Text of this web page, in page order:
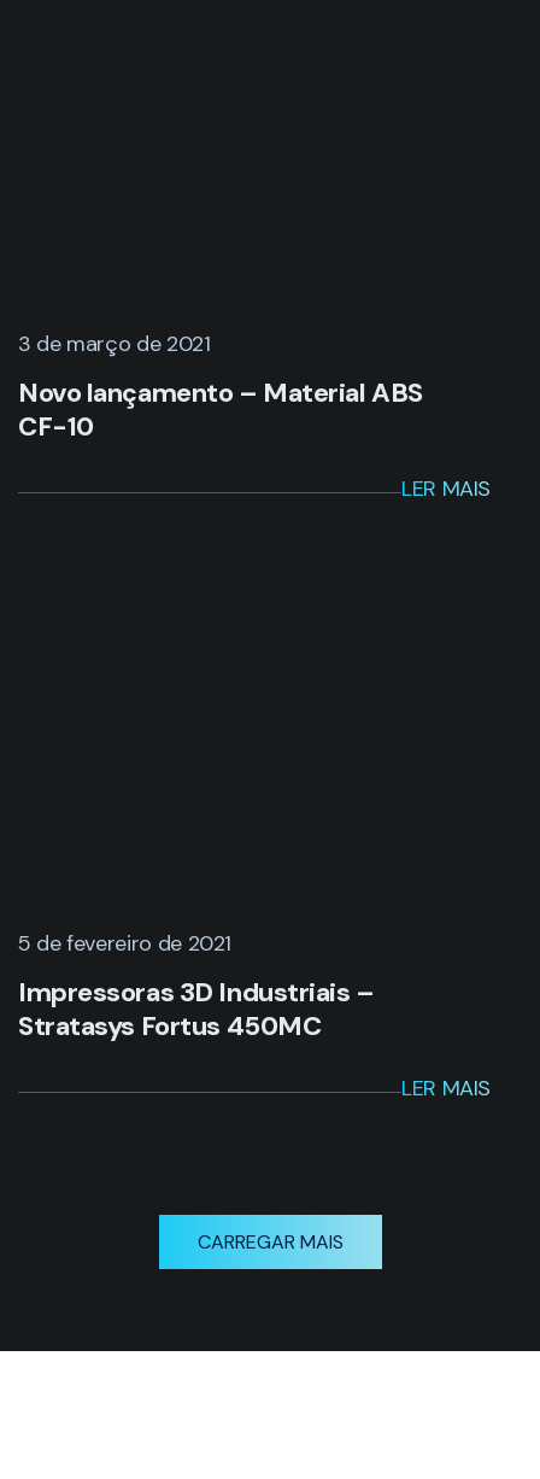
3 de março de 2021
Novo lançamento – Material ABS
CF-10
LER MAIS
5 de fevereiro de 2021
Impressoras 3D Industriais –
Stratasys Fortus 450MC
LER MAIS
CARREGAR MAIS